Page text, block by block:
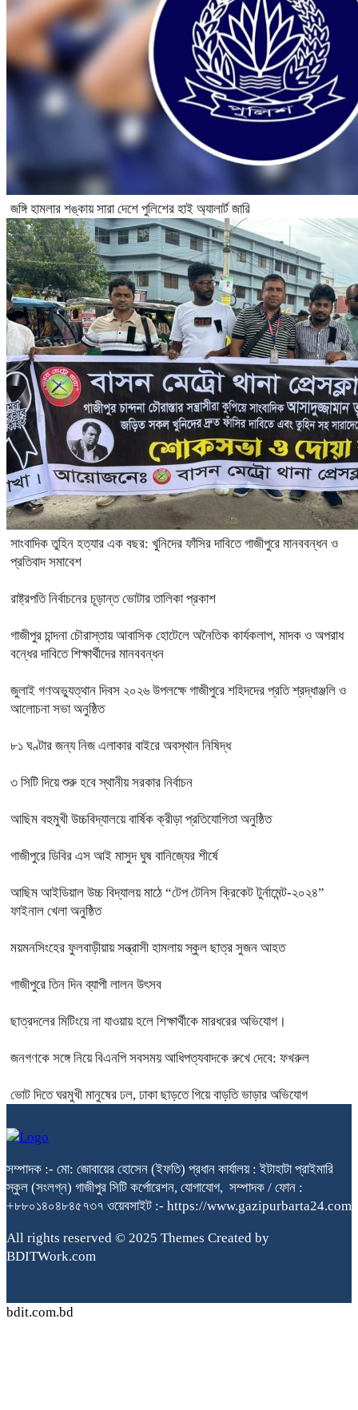
জঙ্গি হামলার শঙ্কায় সারা দেশে পুলিশের হাই অ্যালার্ট জারি
সাংবাদিক তুহিন হত্যার এক বছর: খুনিদের ফাঁসির দাবিতে গাজীপুরে মানববন্ধন ও
প্রতিবাদ সমাবেশ
রাষ্ট্রপতি নির্বাচনের চূড়ান্ত ভোটার তালিকা প্রকাশ
গাজীপুর চান্দনা চৌরাস্তায় আবাসিক হোটেলে অনৈতিক কার্যকলাপ, মাদক ও অপরাধ
বন্ধের দাবিতে শিক্ষার্থীদের মানববন্ধন
জুলাই গণঅভ্যুত্থান দিবস ২০২৬ উপলক্ষে গাজীপুরে শহিদদের প্রতি শ্রদ্ধাঞ্জলি ও
আলোচনা সভা অনুষ্ঠিত
৮১ ঘণ্টার জন্য নিজ এলাকার বাইরে অবস্থান নিষিদ্ধ
৩ সিটি দিয়ে শুরু হবে স্থানীয় সরকার নির্বাচন
আছিম বহুমুখী উচ্চবিদ্যালয়ে বার্ষিক ক্রীড়া প্রতিযোগিতা অনুষ্ঠিত
গাজীপুরে ডিবির এস আই মাসুদ ঘুষ বানিজ্যের শীর্ষে
আছিম আইডিয়াল উচ্চ বিদ্যালয় মাঠে “টেপ টেনিস ক্রিকেট টুর্নামেন্ট-২০২৪”
ফাইনাল খেলা অনুষ্ঠিত
ময়মনসিংহের ফুলবাড়ীয়ায় সন্ত্রাসী হামলায় স্কুল ছাত্র সুজন আহত
গাজীপুরে তিন দিন ব্যাপী লালন উৎসব
ছাত্রদলের মিটিংয়ে না যাওয়ায় হলে শিক্ষার্থীকে মারধরের অভিযোগ।
জনগণকে সঙ্গে নিয়ে বিএনপি সবসময় আধিপত্যবাদকে রুখে দেবে: ফখরুল
ভোট দিতে ঘরমুখী মানুষের ঢল, ঢাকা ছাড়তে গিয়ে বাড়তি ভাড়ার অভিযোগ
সম্পাদক :- মো: জোবায়ের হোসেন (ইফতি) প্রধান কার্যালয় : ইটাহাটা প্রাইমারি
স্কুল (সংলগ্ন) গাজীপুর সিটি কর্পোরেশন, যোগাযোগ, সম্পাদক / ফোন :
+৮৮০১৪০৪৮৪৫৭৩৭ ওয়েবসাইট :- https://www.gazipurbarta24.com
All rights reserved © 2025 Themes Created by
BDITWork.com
bdit.com.bd